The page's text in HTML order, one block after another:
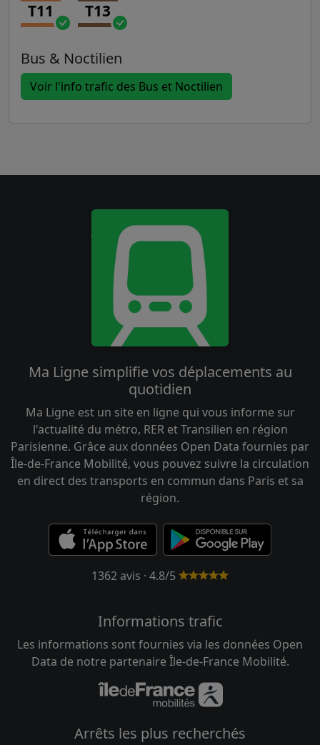
T11 T13
Bus & Noctilien
Voir l'info trafic des Bus et Noctilien
Ma Ligne simplifie vos déplacements au
quotidien
Ma Ligne est un site en ligne qui vous informe sur
l'actualité du métro, RER et Transilien en région
Parisienne. Grâce aux données Open Data fournies par
Île-de-France Mobilité, vous pouvez suivre la circulation
en direct des transports en commun dans Paris et sa
région.
1362 avis · 4.8/5
Informations trafic
Les informations sont fournies via les données Open
Data de notre partenaire Île-de-France Mobilité.
Arrêts les plus recherchés